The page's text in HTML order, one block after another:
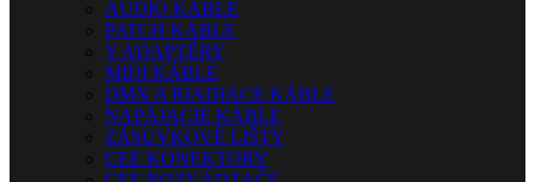
AUDIO KÁBLE
PATCH KÁBLE
Y ADAPTÉRY
MIDI KÁBLE
DMX A RIADIACE KÁBLE
NAPÁJACIE KÁBLE
ZÁSUVKOVÉ LIŠTY
CEE KONEKTORY